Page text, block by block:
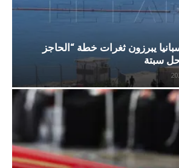
يبرزون ثغرات خطة “الحاجز
سبتة